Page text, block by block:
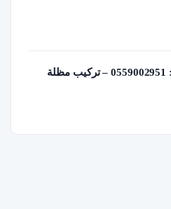
مظلات خرانات القطيف ت: 0559002951 – تركيب مظلة